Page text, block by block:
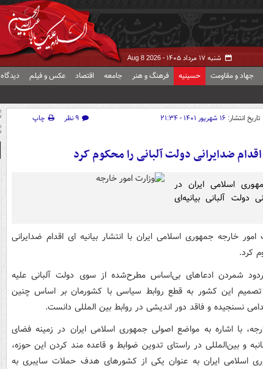
شنبه ۱۷ مرداد ۱۴۰۵ - Aug 8 2026
جهاد و مقاومت حسینیه فرهنگ و هنر جامعه اقتصاد عکس و فیلم دیدگاه
تاریخ انتشار: ۱۶ شهریور ۱۴۰۱ - ۲۱:۳۴ ۹ نظر
چاپ
اقدام ضدایرانی دولت آلبانی را محکوم کرد
اسلامی ایران در
آلبانی بیانیه‌ای
امور خارجه جمهوری اسلامی ایران با انتشار بیانیه ای اقدام ضدایرانی
کرد.
شمردن ادعاهای بی‌اساس مطرح‌شده از سوی دولت آلبانی علیه
تصمیم این کشور به قطع روابط سیاسی با کشورمان بر اساس چنین
نسنجیده و فاقد دور اندیشی در روابط بین المللی دانست.
با اشاره به مواضع اصولی جمهوری اسلامی ایران در زمینه فضای
و بین‌المللی در راستای تدوین ضوابط و قاعده مند کردن این حوزه،
اسلامی ایران به عنوان یکی از کشورهای هدف حملات سایبری به